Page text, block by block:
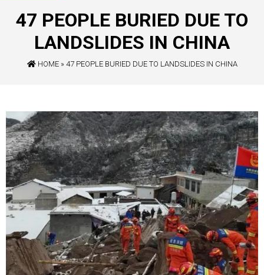
47 PEOPLE BURIED DUE TO
LANDSLIDES IN CHINA
HOME» 47 PEOPLE BURIED DUE TO LANDSLIDES IN CHINA